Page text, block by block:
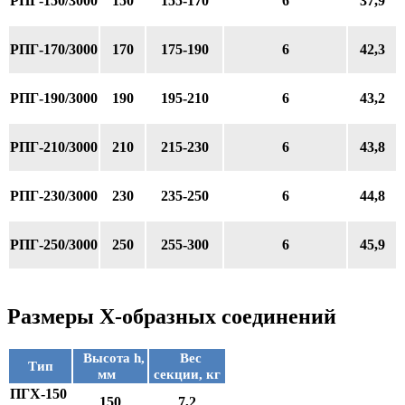
РПГ-170/3000 170 175-190 6 42,3
РПГ-190/3000 190 195-210 6 43,2
РПГ-210/3000 210 215-230 6 43,8
РПГ-230/3000 230 235-250 6 44,8
РПГ-250/3000 250 255-300 6 45,9
Размеры Х-образных соединений
Тип
Высота h,
мм
Вес
секции, кг
ПГХ-150
150 7,2